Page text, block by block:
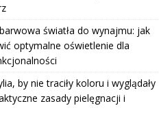
światła do wynajmu: jak
optymalne oświetlenie dla
by nie traciły koloru i wyglądały
zasady pielęgnacji i